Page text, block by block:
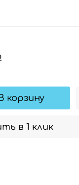
корзину
в 1 клик